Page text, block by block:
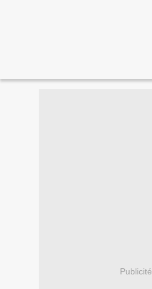
Publicité